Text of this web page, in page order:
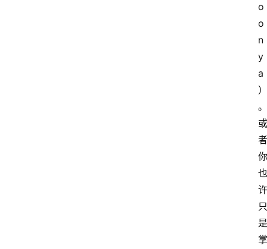
o
o
n
y
a
）
。
或
者
你
也
许
只
是
掌